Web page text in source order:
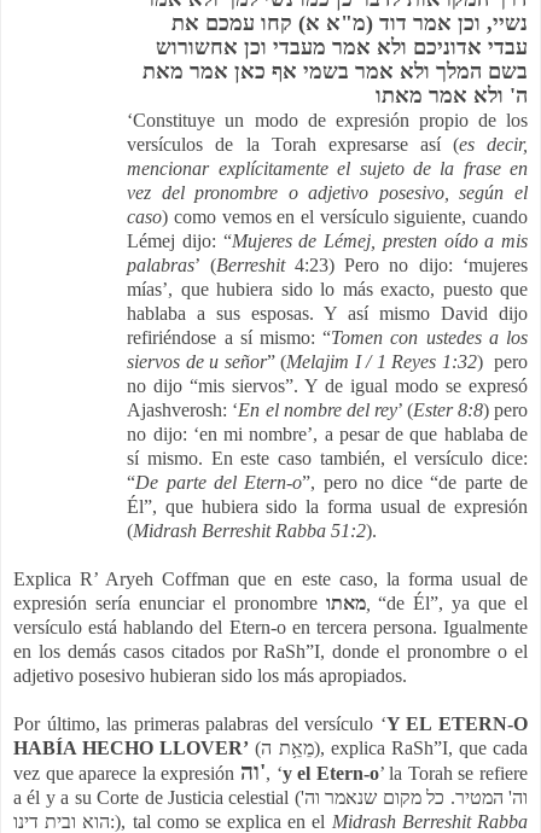
נשיי, וכן אמר דוד (מ"א א) קחו עמכם את
עבדי אדוניכם ולא אמר מעבדי וכן אחשורוש
בשם המלך ולא אמר בשמי אף כאן אמר מאת
ה' ולא אמר מאתו
‘Constituye un modo de expresión propio de los
versículos de la Torah expresarse así (es decir,
mencionar explícitamente el sujeto de la frase en
vez del pronombre o adjetivo posesivo, según el
caso) como vemos en el versículo siguiente, cuando
Lémej dijo: “Mujeres de Lémej, presten oído a mis
palabras’ (Berreshit4:23) Pero no dijo: ‘mujeres
mías’, que hubiera sido lo más exacto, puesto que
hablaba a sus esposas. Y así mismo David dijo
refiriéndose a sí mismo: “Tomen con ustedes a los
siervos de u señor” (Melajim I / 1 Reyes 1:32) pero
no dijo “mis siervos”. Y de igual modo se expresó
Ajashverosh: ‘En el nombre del rey’ (Ester 8:8) pero
no dijo: ‘en mi nombre’, a pesar de que hablaba de
sí mismo. En este caso también, el versículo dice:
“De parte del Etern-o”, pero no dice “de parte de
Él”, que hubiera sido la forma usual de expresión
(Midrash Berreshit Rabba 51:2).
Explica R’ Aryeh Coffman que en este caso, la forma usual de
expresión sería enunciar el pronombre מאתו,“de Él”, ya que el
versículo está hablando del Etern-o en tercera persona. Igualmente
en los demás casos citados por RaSh”I, donde el pronombre o el
adjetivo posesivo hubieran sido los más apropiados.
Por último, las primeras palabras del versículo ‘Y EL ETERN-O
HABÍA HECHO LLOVER’ (מֵאֵ֥ת ה), explica RaSh”I, que cada
vez que aparece la expresión
וה', ‘y el Etern-o’ la Torah se refiere
a él y a su Corte de Justicia celestial (וה' המטיר. כל מקום שנאמר וה'
הוא ובית דינו:), tal como se explica en el Midrash Berreshit Rabba